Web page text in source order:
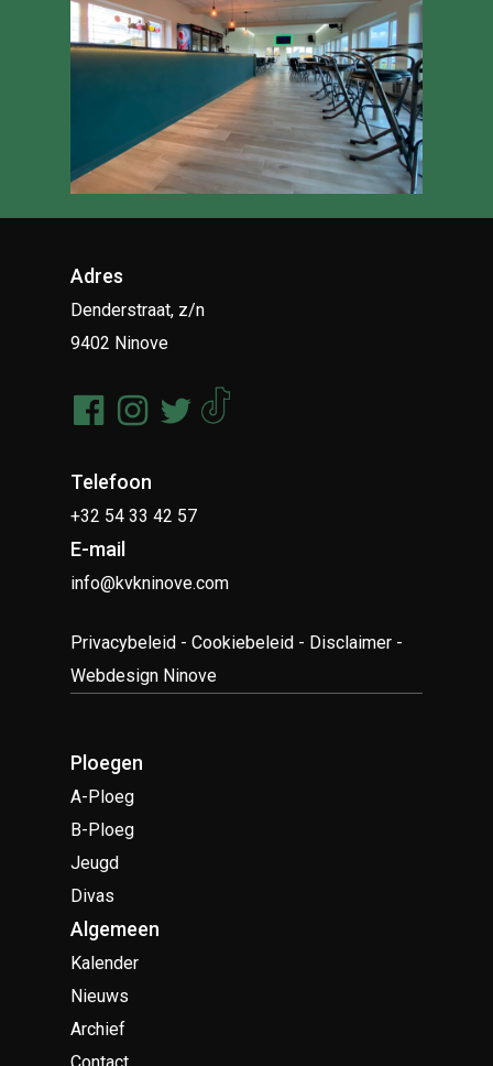
Adres
Denderstraat, z/n
9402 Ninove
Telefoon
+32 54 33 42 57
E-mail
info@kvkninove.com
Privacybeleid -Cookiebeleid - Disclaimer -
Webdesign Ninove
Ploegen
A-Ploeg
B-Ploeg
Jeugd
Divas
Algemeen
Kalender
Nieuws
Archief